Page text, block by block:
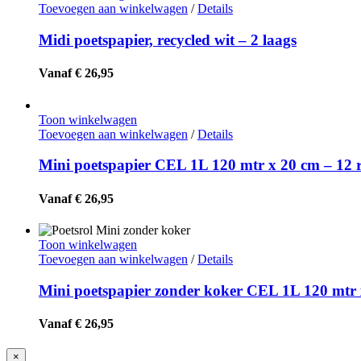
Toevoegen aan winkelwagen / Details
Midi poetspapier, recycled wit – 2 laags
Vanaf € 26,95
Toon winkelwagen
Toevoegen aan winkelwagen / Details
Mini poetspapier CEL 1L 120 mtr x 20 cm – 12
Vanaf € 26,95
Toon winkelwagen
Toevoegen aan winkelwagen / Details
Mini poetspapier zonder koker CEL 1L 120 mtr
Vanaf € 26,95
Close
×